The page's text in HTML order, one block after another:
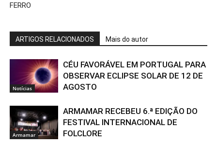
FERRO
ARTIGOS RELACIONADOS Mais do autor
Notícias
CÉU FAVORÁVEL EM PORTUGAL PARA
OBSERVAR ECLIPSE SOLAR DE 12 DE
AGOSTO
Armamar
ARMAMAR RECEBEU 6.ª EDIÇÃO DO
FESTIVAL INTERNACIONAL DE
FOLCLORE